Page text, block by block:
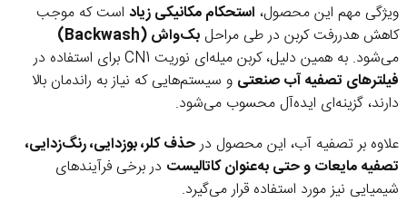
ویژگی مهم این محصول، استحکام مکانیکی زیاداست که موجب
کاهش هدررفت کربن در طی مراحلبک‌واش (Backwash)
می‌شود. به همین دلیل، کربن میله‌ای نوریت CN1 برای استفاده در
فیلترهای تصفیه آب صنعتی و سیستم‌هایی که نیاز به راندمان بالا
دارند، گزینه‌ای ایده‌آل محسوب می‌شود.
علاوه بر تصفیه آب، این محصول درحذف کلر، بوزدایی، رنگ‌زدایی،
تصفیه مایعات و حتی به‌عنوان کاتالیست در برخی فرآیندهای
شیمیایی نیز مورد استفاده قرار می‌گیرد.